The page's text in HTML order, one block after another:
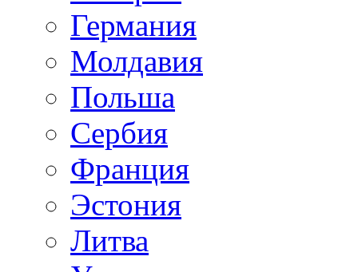
Германия
Молдавия
Польша
Сербия
Франция
Эстония
Литва